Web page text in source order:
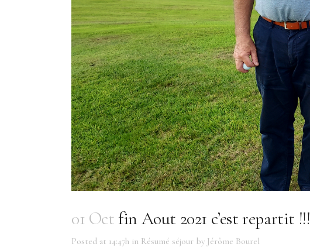
01 Oct fin Aout 2021 c’est repartit !!!
Posted at 14:47h in Résumé séjour by Jérôme Bourel